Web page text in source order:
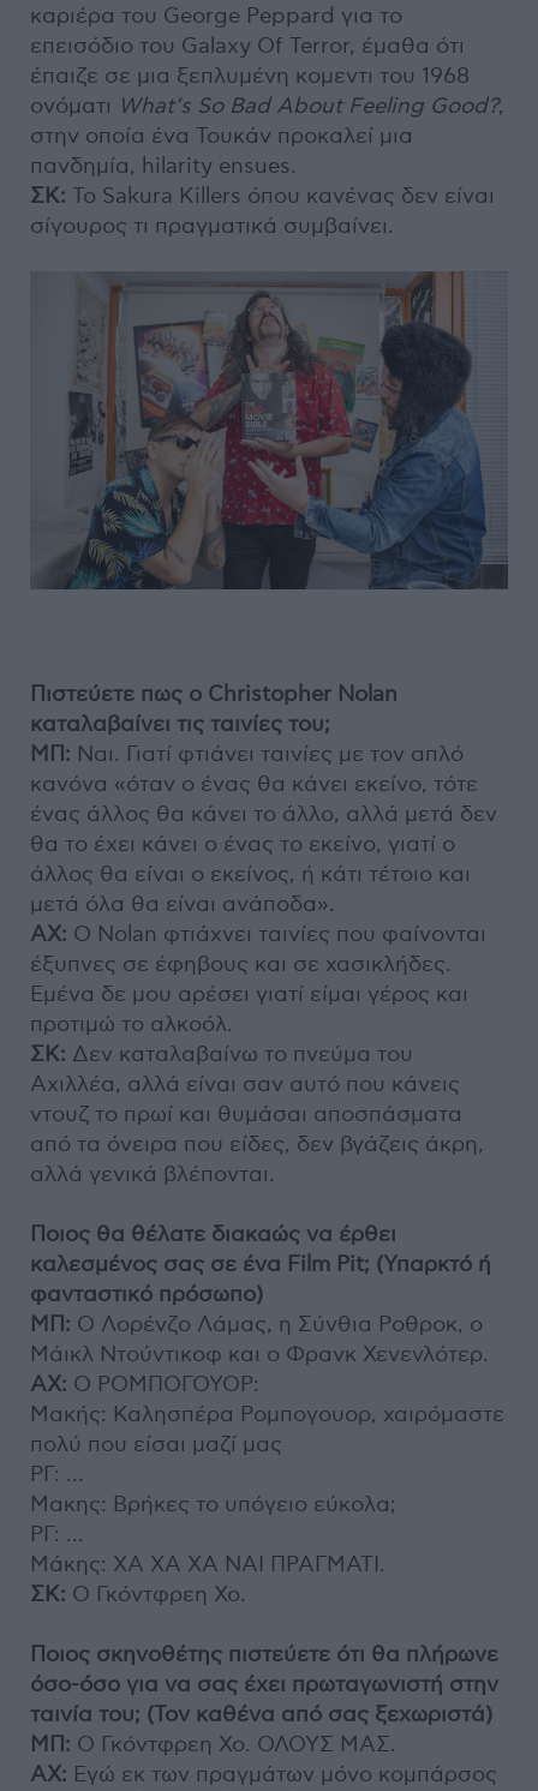
καριέρα του George Peppard για το
επεισόδιο του Galaxy Of Terror, έμαθα ότι
έπαιζε σε μια ξεπλυμένη κομεντι του 1968
ονόματι What’s So Bad About Feeling Good?,
στην οποία ένα Τουκάν προκαλεί μια
πανδημία, hilarity ensues.
ΣΚ: Το Sakura Killers όπου κανένας δεν είναι
σίγουρος τι πραγματικά συμβαίνει.
Πιστεύετε πως ο Christopher Nolan
καταλαβαίνει τις ταινίες του;
ΜΠ: Ναι. Γιατί φτιάνει ταινίες με τον απλό
κανόνα «όταν ο ένας θα κάνει εκείνο, τότε
ένας άλλος θα κάνει το άλλο, αλλά μετά δεν
θα το έχει κάνει ο ένας το εκείνο, γιατί ο
άλλος θα είναι ο εκείνος, ή κάτι τέτοιο και
μετά όλα θα είναι ανάποδα».
AX: O Nolan φτιάχνει ταινίες που φαίνονται
έξυπνες σε έφηβους και σε χασικλήδες.
Εμένα δε μου αρέσει γιατί είμαι γέρος και
προτιμώ το αλκοόλ.
ΣΚ: Δεν καταλαβαίνω το πνεύμα του
Αχιλλέα, αλλά είναι σαν αυτό που κάνεις
ντουζ το πρωί και θυμάσαι αποσπάσματα
από τα όνειρα που είδες, δεν βγάζεις άκρη,
αλλά γενικά βλέπονται.
Ποιος θα θέλατε διακαώς να έρθει
καλεσμένος σας σε ένα Film Pit; (Υπαρκτό ή
φανταστικό πρόσωπο)
ΜΠ: Ο Λορένζο Λάμας, η Σύνθια Ροθροκ, ο
Μάικλ Ντούντικοφ και ο Φρανκ Χενενλότερ.
ΑΧ: Ο ΡΟΜΠΟΓΟΥΟΡ:
Μακής: Καλησπέρα Ρομπογουορ, χαιρόμαστε
πολύ που είσαι μαζί μας
ΡΓ: …
Μακης: Βρήκες το υπόγειο εύκολα;
ΡΓ: …
Μάκης: ΧΑ ΧΑ ΧΑ ΝΑΙ ΠΡΑΓΜΑΤΙ.
ΣΚ: Ο Γκόντφρεη Χο.
Ποιος σκηνοθέτης πιστεύετε ότι θα πλήρωνε
όσο-όσο για να σας έχει πρωταγωνιστή στην
ταινία του; (Τον καθένα από σας ξεχωριστά)
ΜΠ: Ο Γκόντφρεη Χο. ΟΛΟΥΣ ΜΑΣ.
ΑΧ: Εγώ εκ των πραγμάτων μόνο κομπάρσος